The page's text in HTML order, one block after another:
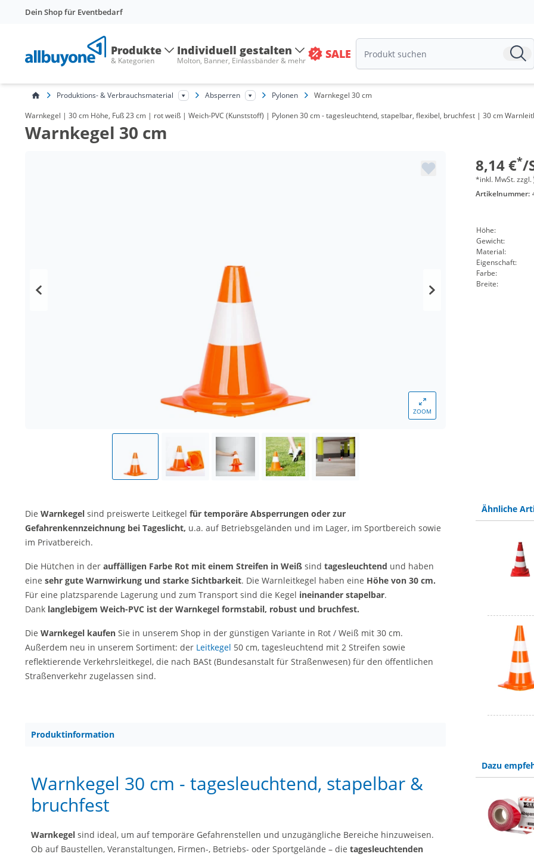
Dein Shop für Eventbedarf
Produkte
& Kategorien
Individuell gestalten
Molton, Banner, Einlassbänder & mehr SALE
Produktions- & Verbrauchsmaterial Absperren Pylonen Warnkegel 30 cm
Warnkegel | 30 cm Höhe, Fuß 23 cm | rot weiß | Weich-PVC (Kunststoff) | Pylonen 30 cm - tagesleuchtend, stapelbar, flexibel, bruchfest | 30 cm
Warnkegel 30 cm
ZOOM
8,14 €*/
ab 20
*inkl. MwSt. zzgl.
Artikelnummer:
Höhe:
Gewicht:
Material:
Eigenschaft:
Farbe:
Breite:
Die Warnkegel sind preiswerte Leitkegel für temporäre Absperrungen oder zur
Gefahrenkennzeichnung bei Tageslicht, u.a. auf Betriebsgeländen und im Lager, im Sportbereich sowie
im Privatbereich.
Die Hütchen in der auffälligen Farbe Rot mit einem Streifen in Weiß sind tagesleuchtend und haben
eine sehr gute Warnwirkung und starke Sichtbarkeit. Die Warnleitkegel haben eine Höhe von 30 cm.
Für eine platzsparende Lagerung und zum Transport sind die Kegel ineinander stapelbar.
Dank langlebigem Weich-PVC ist der Warnkegel formstabil, robust und bruchfest.
Die Warnkegel kaufen Sie in unserem Shop in der günstigen Variante in Rot / Weiß mit 30 cm.
Außerdem neu in unserem Sortiment: der Leitkegel 50 cm, tagesleuchtend mit 2 Streifen sowie
reflektierende Verkehrsleitkegel, die nach BASt (Bundesanstalt für Straßenwesen) für den öffentlichen
Straßenverkehr zugelassen sind.
Produktinformation
Warnkegel 30 cm - tagesleuchtend, stapelbar &
bruchfest
Warnkegel sind ideal, um auf temporäre Gefahrenstellen und unzugängliche Bereiche hinzuweisen.
Ob auf Baustellen, Veranstaltungen, Firmen-, Betriebs- oder Sportgelände – die tagesleuchtenden
Ähnliche
Dazu